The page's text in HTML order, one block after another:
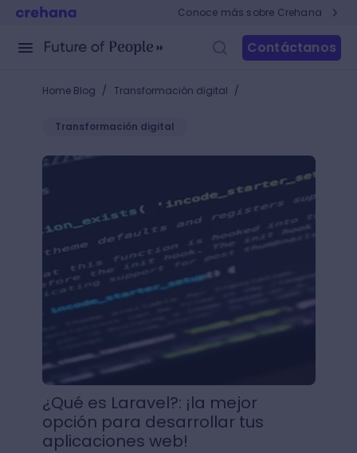
Conoce más sobre Crehana
Contáctanos
Home Blog / Transformación digital /
Transformación digital
¿Qué es Laravel?: ¡la mejor opción para desarrollar
¿Qué es Laravel?: ¡la mejor
opción para desarrollar tus
aplicaciones web!